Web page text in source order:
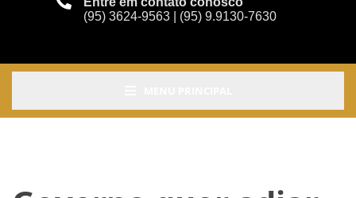
(95) 3624-9563 | (95) 9.9130-7630